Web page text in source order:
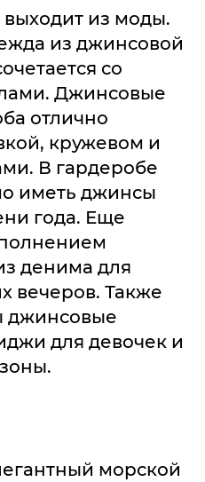
из моды.
из джинсовой
со
Джинсовые
отлично
кружевом и
В гардеробе
иметь джинсы
года. Еще
денима для
вечеров. Также
джинсовые
для девочек и
морской